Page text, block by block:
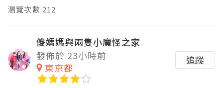
瀏覽次數:212
儍媽媽與兩隻小魔怪之家
發佈於 23小時前
東京都
追蹤